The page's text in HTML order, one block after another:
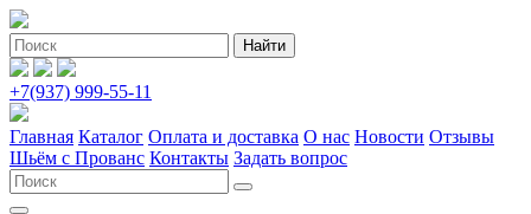
+7(937) 999-55-11
Главная Каталог Оплата и доставка О нас Новости Отзывы
Шьём с Прованс Контакты Задать вопрос